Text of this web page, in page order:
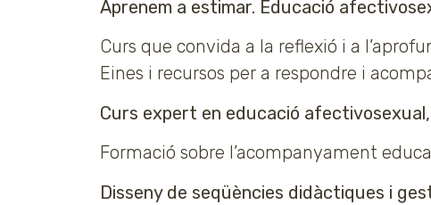
Aprenem a estimar. Educació
Curs que convida a la reflexió i a
Eines i recursos per a respondre i
Curs expert en educació
Formació sobre l’acompanyament
Disseny de seqüències didàctiques i